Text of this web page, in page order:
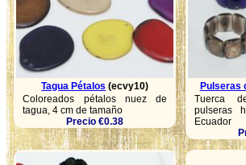
Tagua Pétalos (ecvy10)
Coloreados pétalos nuez de
tagua, 4 cm de tamaño
Precio €0.38
Pulseras
Tuerca
pulseras
Ecuador